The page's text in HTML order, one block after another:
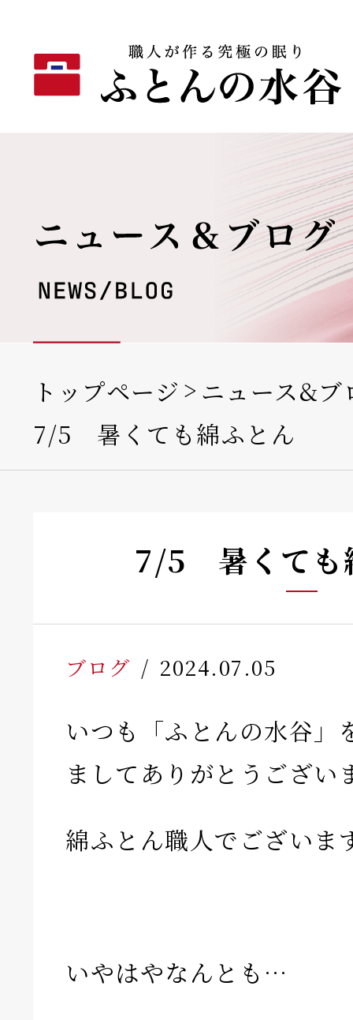
トップページ
ニュース&ブ
7/5 暑くても綿ふとん
7/5 暑くても
ブログ 2024.07.05
いつも「ふとんの水谷」
ましてありがとうござい
綿ふとん職人でございま
いやはやなんとも…